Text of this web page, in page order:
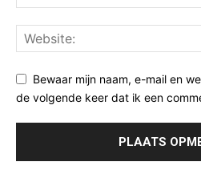
Bewaar mijn naam, e-mail en
de volgende keer dat ik een